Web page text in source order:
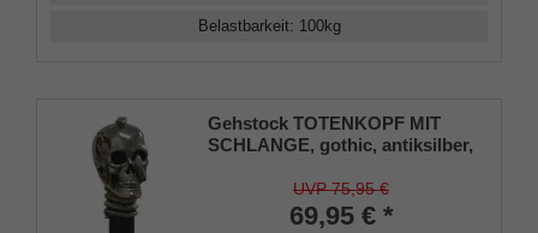
Belastbarkeit: 100kg
Gehstock TOTENKOPF MIT
SCHLANGE, gothic, antiksilber,
UVP 75,95 €
69,95 € *